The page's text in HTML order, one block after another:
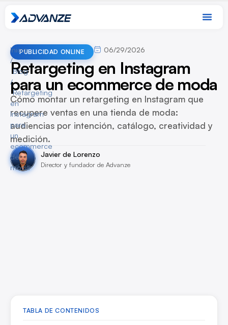
PUBLICIDAD ONLINE 06/29/2026
Retargeting en Instagram
para un ecommerce de moda
Cómo montar un retargeting en Instagram que
recupere ventas en una tienda de moda:
audiencias por intención, catálogo, creatividad y
medición.
Javier de Lorenzo
Director y fundador de Advanze
Inicio
/
Blog
/
Retargeting
en
Instagram
para
un
ecommerce
de
moda
TABLA DE CONTENIDOS